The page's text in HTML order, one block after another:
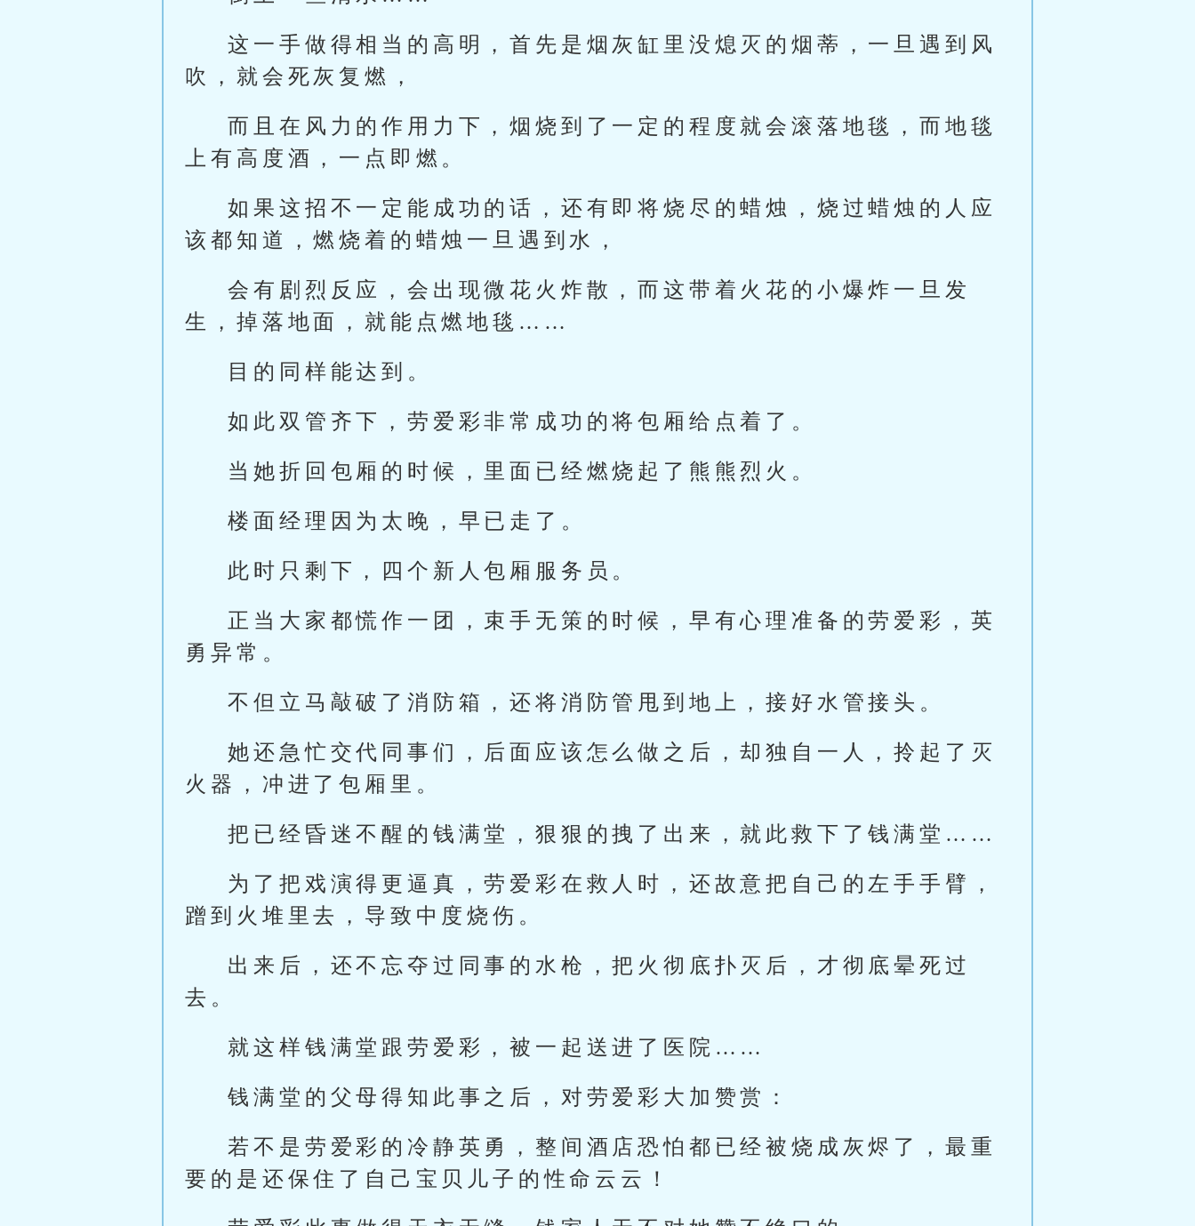
这一手做得相当的高明，首先是烟灰缸里没熄灭的烟蒂，一旦遇到风
吹，就会死灰复燃，
而且在风力的作用力下，烟烧到了一定的程度就会滚落地毯，而地毯
上有高度酒，一点即燃。
如果这招不一定能成功的话，还有即将烧尽的蜡烛，烧过蜡烛的人应
该都知道，燃烧着的蜡烛一旦遇到水，
会有剧烈反应，会出现微花火炸散，而这带着火花的小爆炸一旦发
生，掉落地面，就能点燃地毯……
目的同样能达到。
如此双管齐下，劳爱彩非常成功的将包厢给点着了。
当她折回包厢的时候，里面已经燃烧起了熊熊烈火。
楼面经理因为太晚，早已走了。
此时只剩下，四个新人包厢服务员。
正当大家都慌作一团，束手无策的时候，早有心理准备的劳爱彩，英
勇异常。
不但立马敲破了消防箱，还将消防管甩到地上，接好水管接头。
她还急忙交代同事们，后面应该怎么做之后，却独自一人，拎起了灭
火器，冲进了包厢里。
把已经昏迷不醒的钱满堂，狠狠的拽了出来，就此救下了钱满堂……
为了把戏演得更逼真，劳爱彩在救人时，还故意把自己的左手手臂，
蹭到火堆里去，导致中度烧伤。
出来后，还不忘夺过同事的水枪，把火彻底扑灭后，才彻底晕死过
去。
就这样钱满堂跟劳爱彩，被一起送进了医院……
钱满堂的父母得知此事之后，对劳爱彩大加赞赏：
若不是劳爱彩的冷静英勇，整间酒店恐怕都已经被烧成灰烬了，最重
要的是还保住了自己宝贝儿子的性命云云！